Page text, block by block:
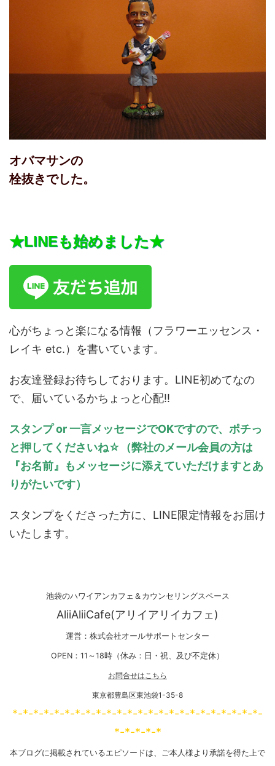
オバマサンの
栓抜きでした。
★LINEも始めました★
心がちょっと楽になる情報（フラワーエッセンス・
レイキ etc.）を書いています。
お友達登録お待ちしております。LINE初めてなの
で、届いているかちょっと心配!!
スタンプ or 一言メッセージでOKですので、ポチっ
と押してくださいね☆（弊社のメール会員の方は
『お名前』もメッセージに添えていただけますとあ
りがたいです）
スタンプをくださった方に、LINE限定情報をお届け
いたします。
池袋のハワイアンカフェ＆カウンセリングスペース
AliiAliiCafe(アリイアリイカフェ)
運営：株式会社オールサポートセンター
OPEN：11～18時（休み：日・祝、及び不定休）
お問合せはこちら
東京都豊島区東池袋1-35-8
*-*-*-*-*-*-*-*-*-*-*-*-*-*-*-*-*-*-*-*-*-*-*-*-
*-*-*-*-*
本ブログに掲載されているエピソードは、ご本人様より承諾を得た上で